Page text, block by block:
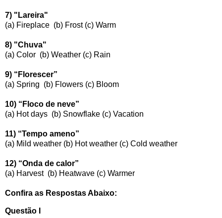
7) "Lareira"
(a) Fireplace (b) Frost (c) Warm
8) "Chuva"
(a) Color (b) Weather (c) Rain
9) “Florescer”
(a) Spring (b) Flowers (c) Bloom
10) “Floco de neve”
(a) Hot days (b) Snowflake (c) Vacation
11) “Tempo ameno”
(a) Mild weather (b) Hot weather (c) Cold weather
12) “Onda de calor”
(a) Harvest (b) Heatwave (c) Warmer
Confira as Respostas Abaixo:
Questão I